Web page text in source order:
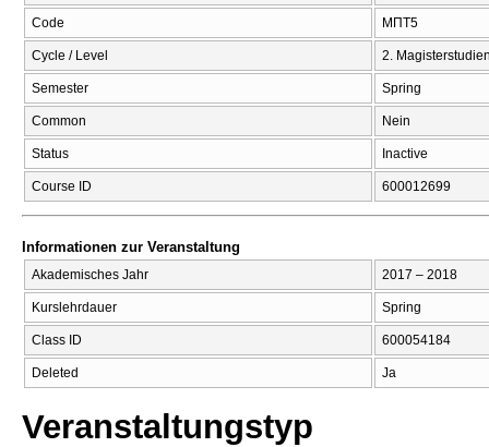
Code ΜΠΤ5
Cycle / Level 2.
Semester Spring
Common Nein
Status Inactive
Course ID 600012699
Informationen zur Veranstaltung
Akademisches Jahr 2017 – 2018
Kurslehrdauer Spring
Class ID 600054184
Deleted Ja
Veranstaltungstyp